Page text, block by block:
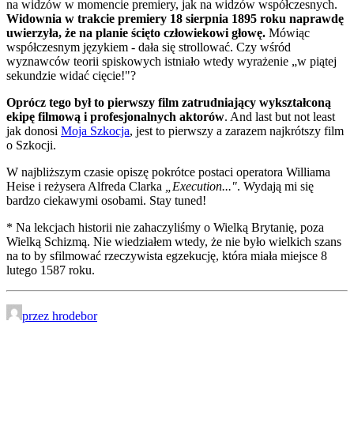
na widzów w momencie premiery, jak na widzów współczesnych.
Widownia w trakcie premiery 18 sierpnia 1895 roku naprawdę
uwierzyła, że na planie ścięto człowiekowi głowę. Mówiąc
współczesnym językiem - dała się strollować. Czy wśród
wyznawców teorii spiskowych istniało wtedy wyrażenie „w piątej
sekundzie widać cięcie!"?
Oprócz tego był to pierwszy film zatrudniający wykształconą
ekipę filmową i profesjonalnych aktorów. And last but not least
jak donosi Moja Szkocja, jest to pierwszy a zarazem najkrótszy film
o Szkocji.
W najbliższym czasie opiszę pokrótce postaci operatora Williama
Heise i reżysera Alfreda Clarka „Execution...". Wydają mi się
bardzo ciekawymi osobami. Stay tuned!
* Na lekcjach historii nie zahaczyliśmy o Wielką Brytanię, poza
Wielką Schizmą. Nie wiedziałem wtedy, że nie było wielkich szans
na to by sfilmować rzeczywista egzekucję, która miała miejsce 8
lutego 1587 roku.
przez hrodebor